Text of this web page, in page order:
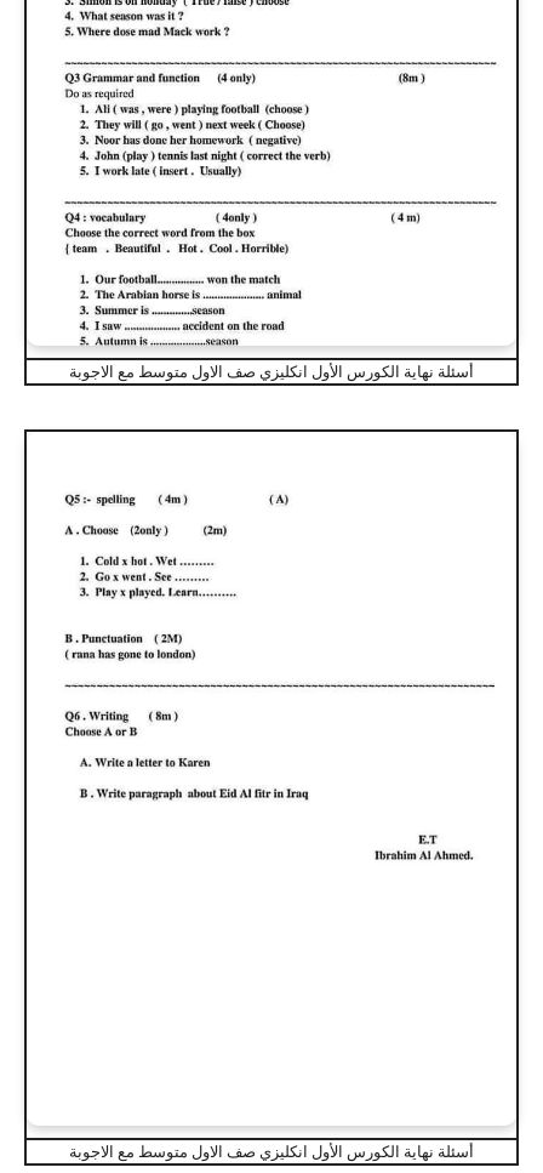
أسئلة نهاية الكورس الأول انكليزي صف الاول متوسط مع الاجوبة
أسئلة نهاية الكورس الأول انكليزي صف الاول متوسط مع الاجوبة